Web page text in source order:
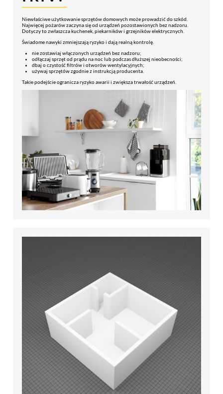
Niewłaściwe użytkowanie sprzętów domowych może prowadzić do szkód.
Najwięcej pożarów zaczyna się od urządzeń pozostawionych bez nadzoru.
Dotyczy to zwłaszcza kuchenek, piekarników i grzejników elektrycznych.
Świadome nawyki zmniejszają ryzyko i dają realną kontrolę.
nie zostawiaj włączonych urządzeń bez nadzoru;
odłączaj sprzęt od prądu na noc lub podczas dłuższej nieobecności;
dbaj o czystość filtrów i otworów wentylacyjnych;
używaj sprzętów zgodnie z instrukcją producenta.
Takie podejście ogranicza ryzyko awarii i zwiększa trwałość urządzeń.